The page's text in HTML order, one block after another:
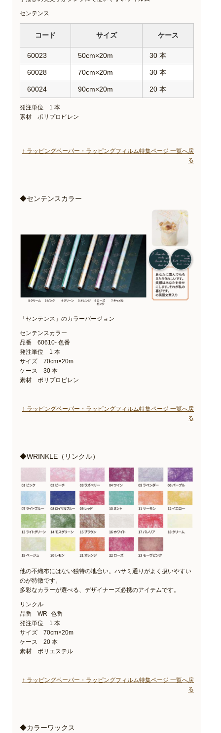
センテンス
コード サイズ ケース
60023 50cm×20m 30 本
60028 70cm×20m 30 本
60024 90cm×20m 20 本
発注単位 1 本
素材 ポリプロピレン
↑ ラッピングペーパー・ラッピングフィルム特集ページ 一覧へ戻
る
◆センテンスカラー
「センテンス」のカラーバージョン
センテンスカラー
品番 60610- 色番
発注単位 1 本
サイズ 70cm×20m
ケース 30 本
素材 ポリプロピレン
↑ ラッピングペーパー・ラッピングフィルム特集ページ 一覧へ戻
る
◆WRINKLE（リンクル）
他の不織布にはない独特の地合い。ハサミ通りがよく扱いやすい
のが特徴です。
多彩なカラーが選べる、デザイナーズ必携のアイテムです。
リンクル
品番 WR- 色番
発注単位 1 本
サイズ 70cm×20m
ケース 20 本
素材 ポリエステル
↑ ラッピングペーパー・ラッピングフィルム特集ページ 一覧へ戻
る
◆カラーワックス